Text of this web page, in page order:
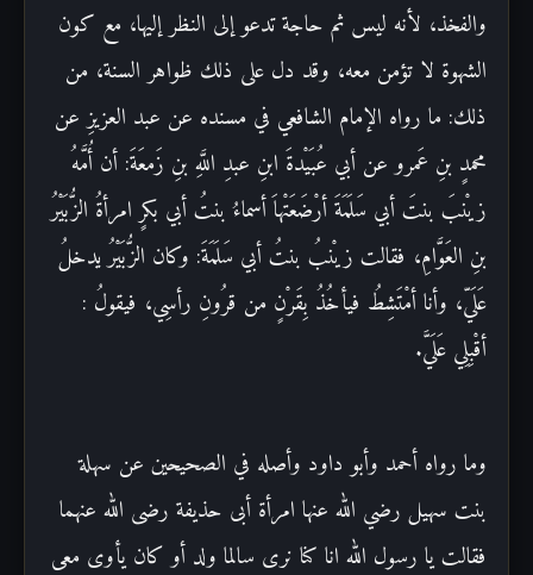
والفخذ، لأنه ليس ثم حاجة تدعو إلى النظر إليها، مع كون
الشهوة لا تؤمن معه، وقد دل على ذلك ظواهر السنة، من
ذلك: ما رواه الإمام الشافعي في مسنده عن عبد العزيزِ عن
محمدٍ بنِ عَمرو عن أبي عُبَيْدةَ ابنِ عبدِ اللَّهِ بنِ زَمعَةَ: أن أُمَّهُ
زيْنبَ بنتَ أبي سَلَمَةَ أرْضَعَتْهاَ أسماءُ بنتُ أبي بكرٍ امرأةُ الزُّبَيْرُ
بنِ العَوَّامِ، فقالت زيْنبُ بنتُ أبي سَلَمَةَ: وكان الزُّبَيْرُ يدخلُ
عَلَيّ، وأنا أمْتَشِطُ فيأخُذُ بِقَرْنٍ من قرُونِ رأسِي، فيقولُ :
أقْبِلِي عَلَيَّ.
وما رواه أحمد وأبو داود وأصله في الصحيحين عن سهلة
بنت سهيل رضي الله عنها امرأة أبى حذيفة رضى الله عنهما
فقالت يا رسول الله انا كنا نرى سالما ولد أو كان يأوى معى